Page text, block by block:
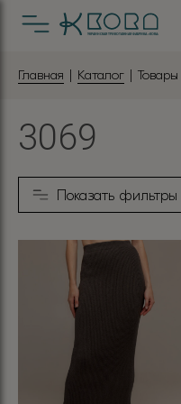
Главная | Каталог |
3069
Показать фильтры